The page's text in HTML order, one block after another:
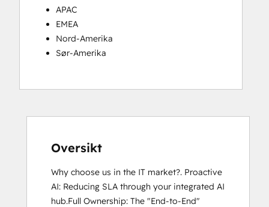
APAC
EMEA
Nord-Amerika
Sør-Amerika
Oversikt
Why choose us in the IT market?. Proactive
AI: Reducing SLA through your integrated AI
hub.Full Ownership: The "End-to-End"